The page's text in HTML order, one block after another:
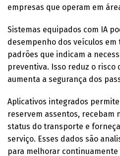
empresas que operam em
Sistemas equipados com IA
desempenho dos veículos
padrões que indicam a
preventiva. Isso reduz o risco
aumenta a segurança dos
Aplicativos integrados
reservem assentos, recebam
status do transporte e
serviço. Esses dados são
para melhorar